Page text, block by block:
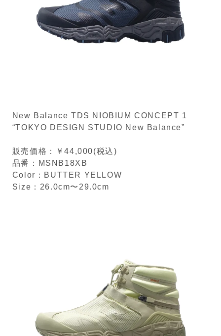
New Balance TDS NIOBIUM CONCEPT 1
“TOKYO DESIGN STUDIO New Balance”
販売価格：￥44,000(税込)
品番：MSNB18XB
Color：BUTTER YELLOW
Size：26.0cm〜29.0cm